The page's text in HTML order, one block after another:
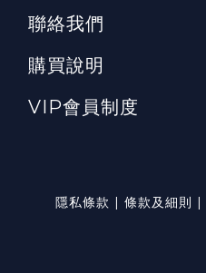
聯絡我們
購買說明
VIP會員制度
隱私條款 | 條款及細